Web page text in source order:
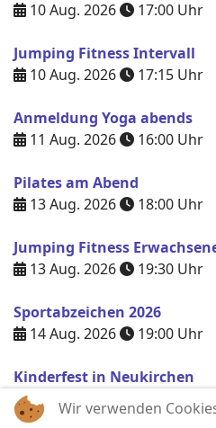
10 Aug. 2026
17:00 Uhr
Jumping Fitness Intervall
10 Aug. 2026
17:15 Uhr
Anmeldung Yoga abends
11 Aug. 2026
16:00 Uhr
Pilates am Abend
13 Aug. 2026
18:00 Uhr
Jumping Fitness
13 Aug. 2026
19:30 Uhr
Sportabzeichen 2026
14 Aug. 2026
19:00 Uhr
Kinderfest in Neukirchen
15 Aug. 2026
14:00Uhr
Wir verwenden